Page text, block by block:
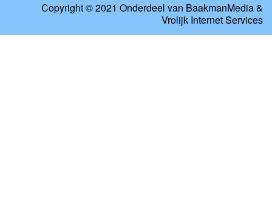
Copyright © 2021 Onderdeel van BaakmanMedia&
Vrolijk Internet Services